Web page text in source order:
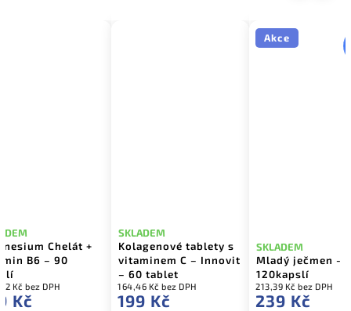
Chelát +
B6 – 90
Kč bez DPH
Kč
Kolagenové tablety s
vitaminem C – Innovit
– 60 tablet
SKLADEM
164,46 Kč bez DPH
199 Kč
Akce
Mladý ječmen -
120kapslí
SKLADEM
213,39 Kč bez DPH
239 Kč